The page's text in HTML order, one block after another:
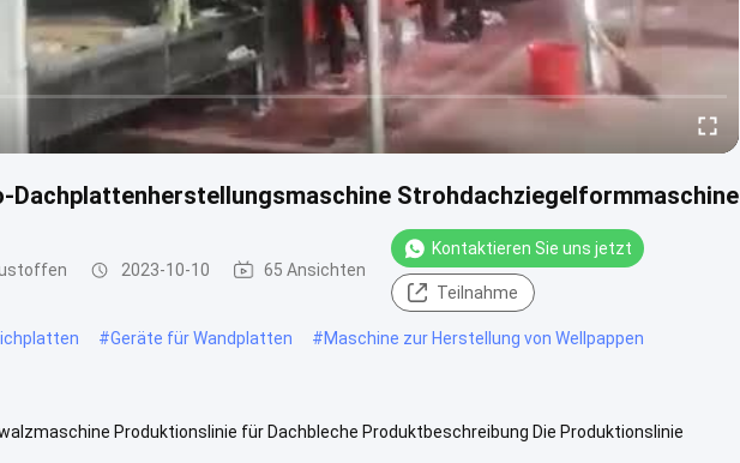
Dachplattenherstellungsmaschine Strohdachziegelformmaschine
2023-10-10 65 Ansichten
Kontaktieren Sie uns jetzt
Teilnahme
#Geräte für Wandplatten #Maschine zur Herstellung von Wellpappen
Produktionslinie für Dachbleche Produktbeschreibung Die Produktionslinie